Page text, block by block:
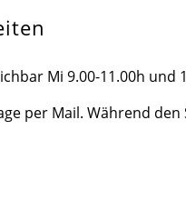
Mi 9.00-11.00h und
per Mail. Während